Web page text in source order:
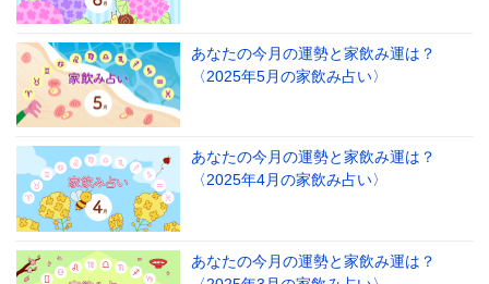
あなたの今月の運勢と家飲み運は？
〈2025年5月の家飲み占い〉
あなたの今月の運勢と家飲み運は？
〈2025年4月の家飲み占い〉
あなたの今月の運勢と家飲み運は？